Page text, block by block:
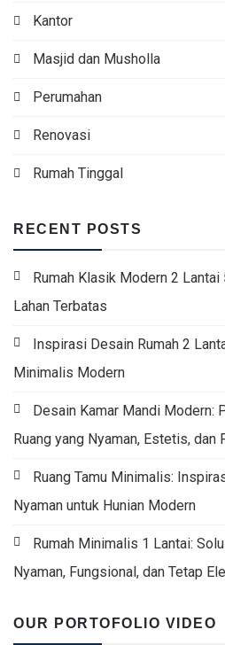
Kantor
Masjid dan Musholla
Perumahan
Renovasi
Rumah Tinggal
RECENT POSTS
Rumah Klasik Modern 2
Lahan Terbatas
Inspirasi Desain Rumah 2
Minimalis Modern
Desain Kamar Mandi Modern:
Ruang yang Nyaman, Estetis, dan
Ruang Tamu Minimalis:
Nyaman untuk Hunian Modern
Rumah Minimalis 1 Lantai:
Nyaman, Fungsional, dan Tetap
OUR PORTOFOLIO VIDEO